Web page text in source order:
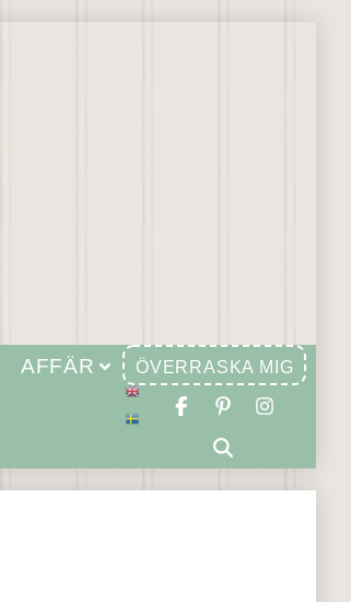
AFFÄR ÖVERRASKA MIG